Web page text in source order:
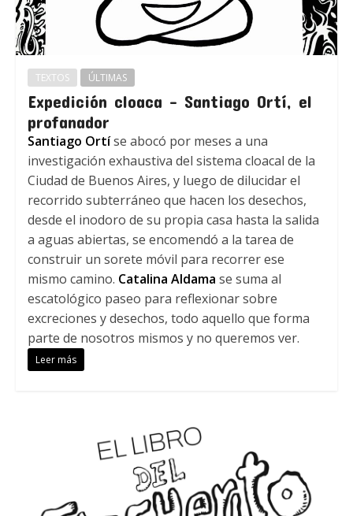
TEXTOS ÚLTIMAS
Expedición cloaca – Santiago Ortí, el
profanador
Santiago Ortíse abocó por meses a una
investigación exhaustiva del sistema cloacal de la
Ciudad de Buenos Aires, y luego de dilucidar el
recorrido subterráneo que hacen los desechos,
desde el inodoro de su propia casa hasta la salida
a aguas abiertas, se encomendó a la tarea de
construir un sorete móvil para recorrer ese
mismo camino. Catalina Aldama se suma al
escatológico paseo para reflexionar sobre
excreciones y desechos, todo aquello que forma
parte de nosotros mismos y no queremos ver.
Leer más